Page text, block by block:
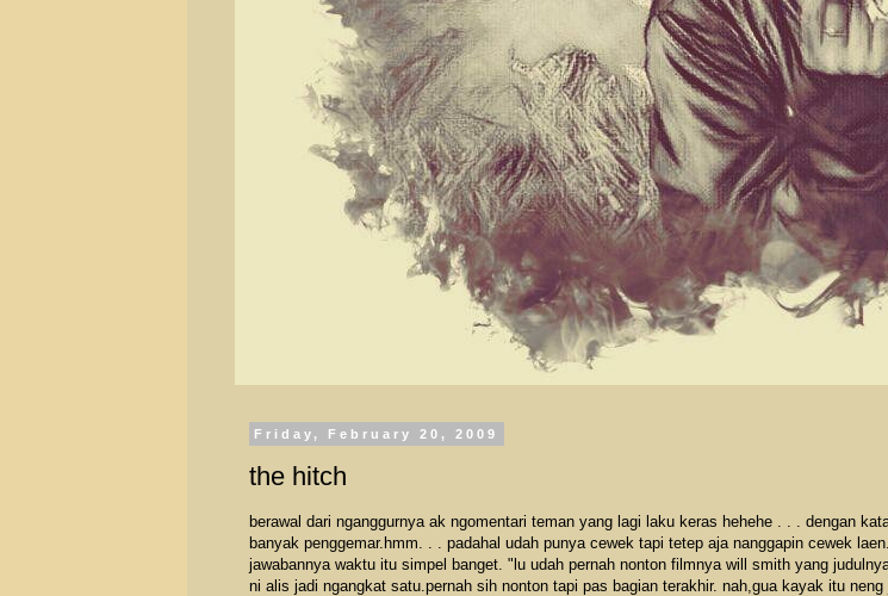
Friday, February 20, 2009
the hitch
berawal dari nganggurnya ak ngomentari teman yang lagi laku keras hehehe . . . dengan
banyak penggemar.hmm. . . padahal udah punya cewek tapi tetep aja nanggapin cewek laen.
jawabannya waktu itu simpel banget. "lu udah pernah nonton filmnya will smith yang
ni alis jadi ngangkat satu.pernah sih nonton tapi pas bagian terakhir. nah,gua kayak itu neng